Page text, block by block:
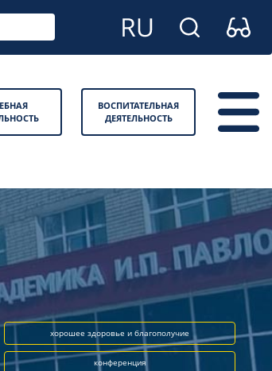
ВОСПИТАТЕЛЬНАЯ
ДЕЯТЕЛЬНОСТЬ
хорошее здоровье и благополучие
конференция